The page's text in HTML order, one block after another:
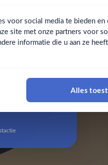
fruitig, maar met de
voor social media te bieden en
site met onze partners voor
informatie die u aan ze
Alles